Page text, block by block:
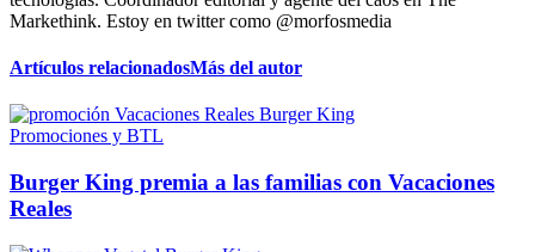
Markethink. Estoy en twitter como @morfosmedia
Artículos relacionadosMás del autor
Promociones y BTL
Burger King premia a las familias con Vacaciones
Reales